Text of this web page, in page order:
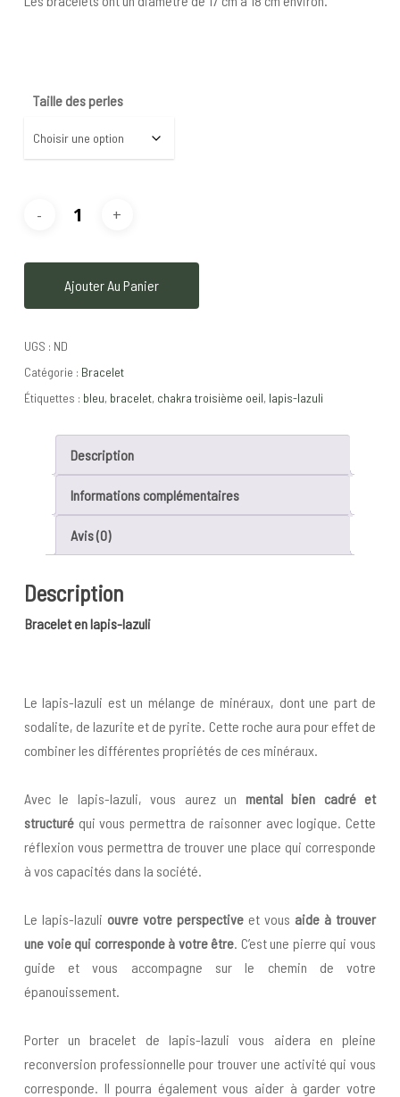
Taille des perles
Ajouter Au Panier
UGS : ND
Catégorie : Bracelet
Étiquettes : bleu, bracelet, chakra troisième oeil, lapis-lazuli
Description
Informations complémentaires
Avis (0)
Description
Bracelet en lapis-lazuli
Le lapis-lazuli est un mélange de minéraux, dont une part de
sodalite, de lazurite et de pyrite. Cette roche aura pour effet de
combiner les différentes propriétés de ces minéraux.
Avec le lapis-lazuli, vous aurez un mental bien cadré et
structuréqui vous permettra de raisonner avec logique. Cette
réflexion vous permettra de trouver une place qui corresponde
à vos capacités dans la société.
Le lapis-lazuli ouvre votre perspective et vous aide à trouver
une voie qui corresponde à votre être . C’est une pierre qui vous
guide et vous accompagne sur le chemin de votre
épanouissement.
Porter un bracelet de lapis-lazuli vous aidera en pleine
reconversion professionnelle pour trouver une activité qui vous
corresponde. Il pourra également vous aider à garder votre